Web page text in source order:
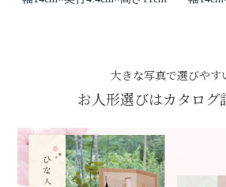
大きな写真で選びやす
お人形選びはカタログ